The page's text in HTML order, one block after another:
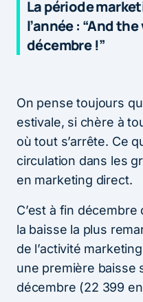
La période
l’année : “And
décembre !”
On pense toujours
estivale, si chère à
où tout s’arrête. Ce
circulation dans les
en marketing direct.
C’est à fin
la baisse la plus
de l’activité
une première baisse
décembre (22 399